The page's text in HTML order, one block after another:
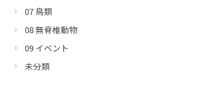
07 鳥類
08 無脊椎動物
09 イベント
未分類